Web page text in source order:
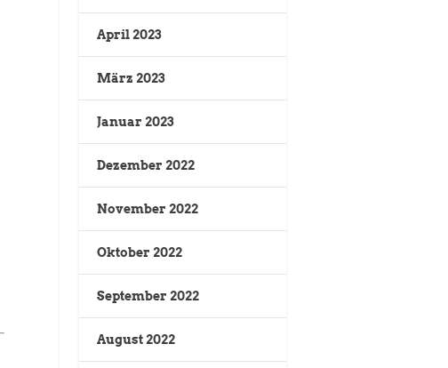
April 2023
März 2023
Januar 2023
Dezember 2022
November 2022
Oktober 2022
September 2022
August 2022